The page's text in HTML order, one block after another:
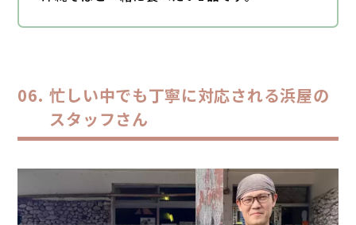
忙しい中でも丁寧に対応される浜屋の
スタッフさん